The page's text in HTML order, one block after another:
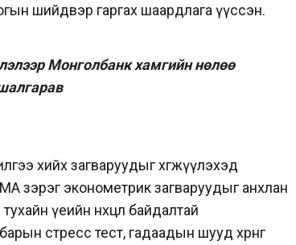
шийдвэр гаргах шаардлага үүссэн.
Монголбанк хамгийн нөлөө
хийх загваруудыг хөгжүүлэхэд
зэрэг эконометрик загваруудыг анхлан
үеийн нөхцөл байдалтай
стресс тест, гадаадын шууд хөрөнгө